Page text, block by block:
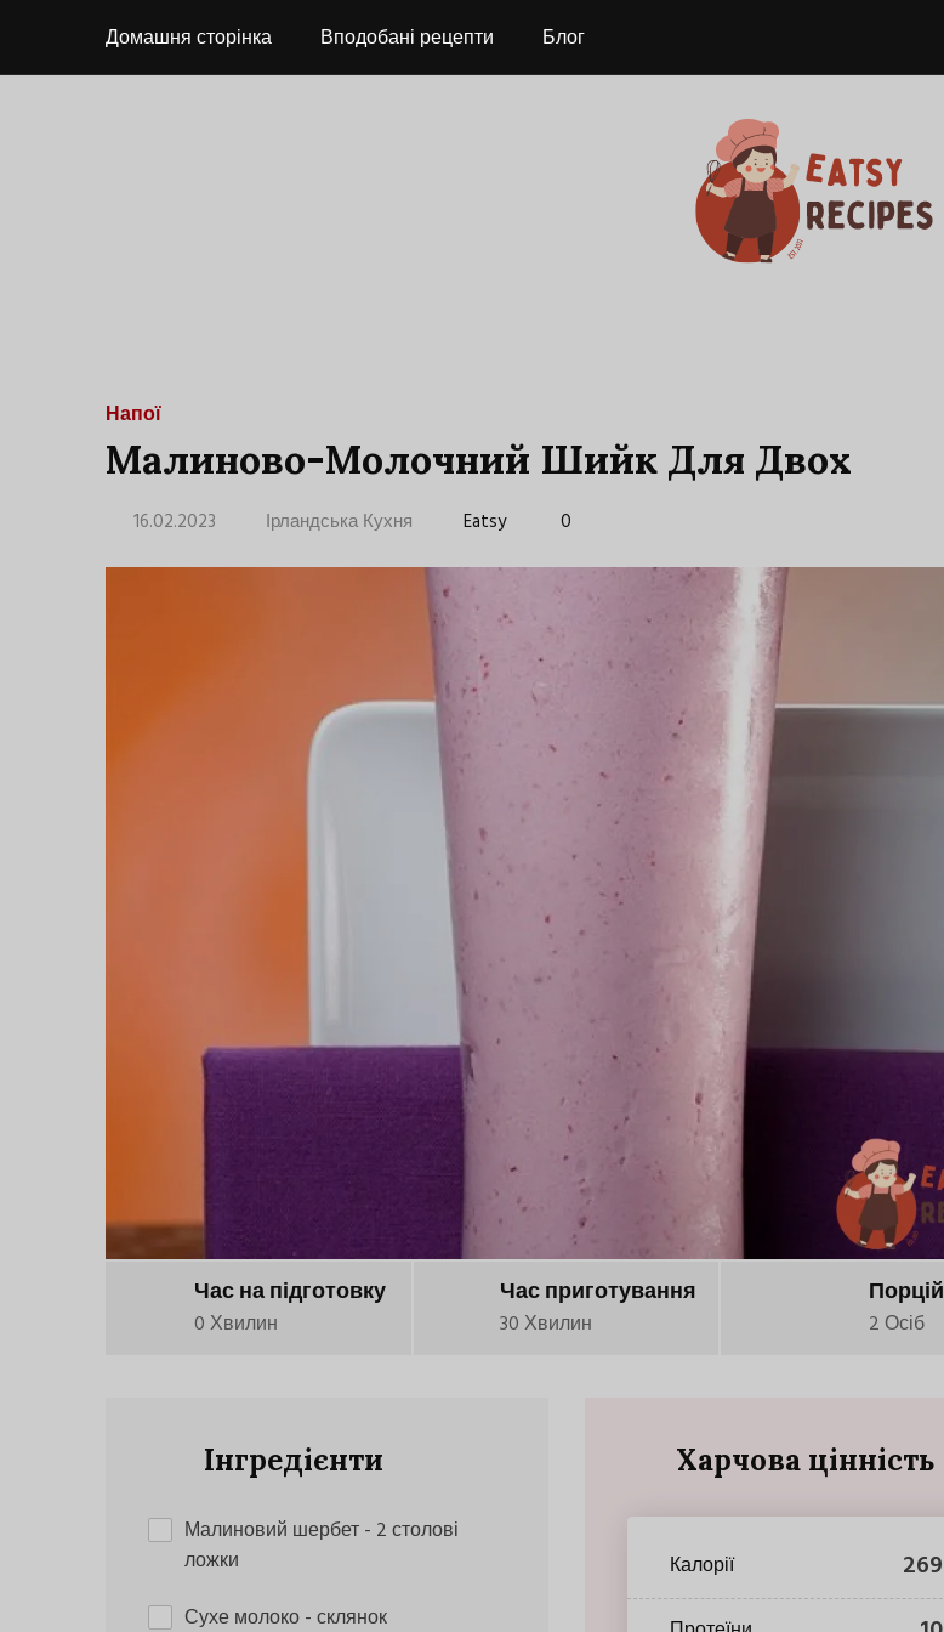
Домашня сторінка Вподобані рецепти Блог
Напої
Малиново-Молочний Шийк Для Двох
16.02.2023 Ірландська Кухня Eatsy 0
Час на підготовку
0 Хвилин
Час приготування
30 Хвилин
Порцій
2 Осіб
Інгредієнти
Малиновий шербет- 2 столові
ложки
Сухе молоко- склянок
Харчова цінність
Калорії 269